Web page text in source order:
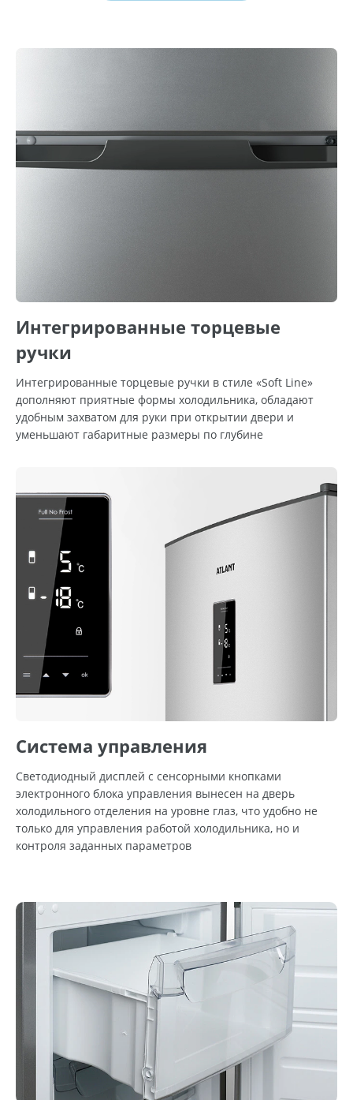
Интегрированные торцевые
ручки
Интегрированные торцевые ручки в стиле «Soft Line»
дополняют приятные формы холодильника, обладают
удобным захватом для руки при открытии двери и
уменьшают габаритные размеры по глубине
Система управления
Светодиодный дисплей с сенсорными кнопками
электронного блока управления вынесен на дверь
холодильного отделения на уровне глаз, что удобно не
только для управления работой холодильника, но и
контроля заданных параметров